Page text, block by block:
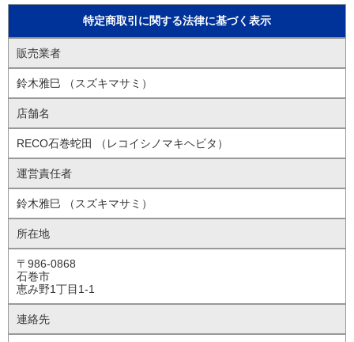
特定商取引に関する法律に基づく表示
販売業者
鈴木雅巳 （スズキマサミ）
店舗名
RECO石巻蛇田 （レコイシノマキヘビタ）
運営責任者
鈴木雅巳 （スズキマサミ）
所在地
〒986-0868
石巻市
恵み野1丁目1-1
連絡先